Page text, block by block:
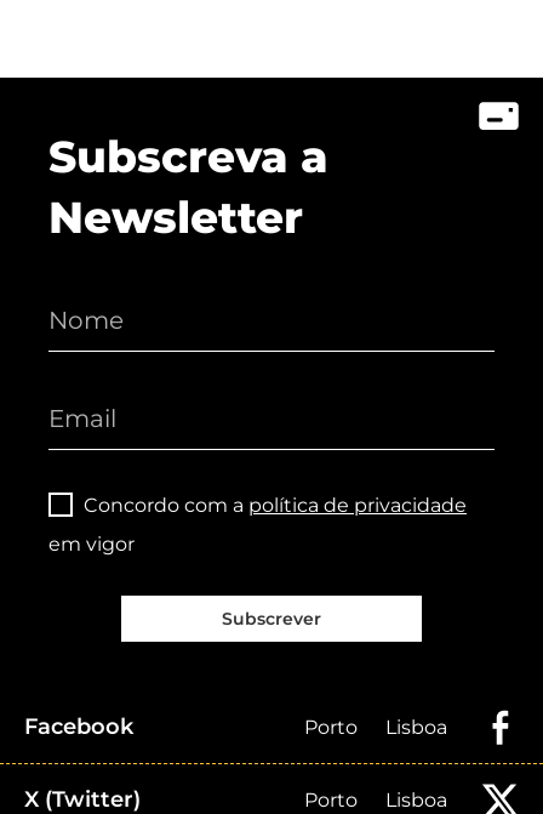
Subscreva a
Newsletter
Concordo com a política de privacidade
em vigor
Subscrever
Facebook Porto Lisboa
X (Twitter) Porto Lisboa